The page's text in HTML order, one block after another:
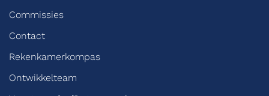
Commissies
Contact
Rekenkamerkompas
Ontwikkelteam